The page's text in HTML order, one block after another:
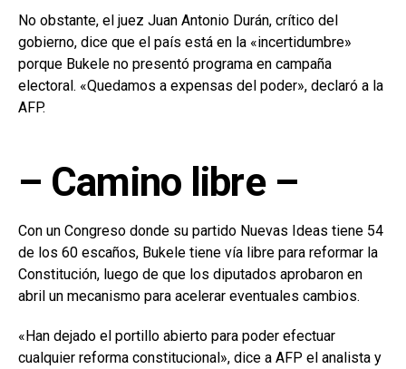
No obstante, el juez Juan Antonio Durán, crítico del
gobierno, dice que el país está en la «incertidumbre»
porque Bukele no presentó programa en campaña
electoral. «Quedamos a expensas del poder», declaró a la
AFP.
– Camino libre –
Con un Congreso donde su partido Nuevas Ideas tiene 54
de los 60 escaños, Bukele tiene vía libre para reformar la
Constitución, luego de que los diputados aprobaron en
abril un mecanismo para acelerar eventuales cambios.
«Han dejado el portillo abierto para poder efectuar
cualquier reforma constitucional», dice a AFP el analista y